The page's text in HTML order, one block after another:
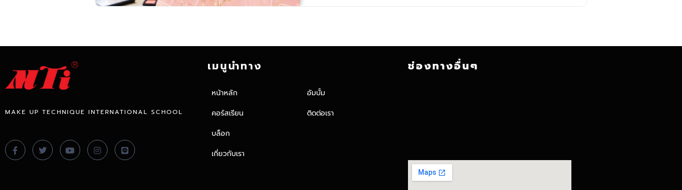
MAKE UP TECHNIQUE INTERNATIONAL SCHOOL
เมนูนำทาง
หน้าหลัก
คอร์สเรียน
บล็อก
เกี่ยวกับเรา
อัมบั้ม
ติดต่อเรา
ช่องทางอื่นๆ